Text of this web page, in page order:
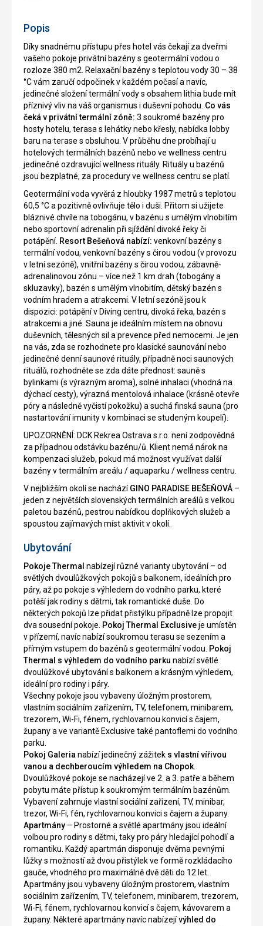
Popis
Díky snadnému přístupu přes hotel vás čekají za dveřmi
vašeho pokoje privátní bazény s geotermální vodou o
rozloze 380 m2. Relaxační bazény s teplotou vody 30 – 38
°C vám zaručí odpočinek v každém počasí a navíc,
jedinečné složení termální vody s obsahem lithia bude mít
příznivý vliv na váš organismus i duševní pohodu. Co vás
čeká v privátní termální zóně: 3 soukromé bazény pro
hosty hotelu, terasa s lehátky nebo křesly, nabídka lobby
baru na terase s obsluhou. V průběhu dne probíhají u
hotelových termálních bazénů nebo ve wellness centru
jedinečné ozdravující wellness rituály. Rituály u bazénů
jsou bezplatné, za procedury ve wellness centru se platí.
Geotermální voda vyvěrá z hloubky 1987 metrů s teplotou
60,5 °C a pozitivně ovlivňuje tělo i duši. Přitom si užijete
bláznivé chvíle na tobogánu, v bazénu s umělým vlnobitím
nebo sportovní adrenalin při sjíždění divoké řeky či
potápění. Resort Bešeňová nabízí: venkovní bazény s
termální vodou, venkovní bazény s čirou vodou (v provozu
v letní sezóně), vnitřní bazény s čirou vodou, zábavně-
adrenalinovou zónu – více než 1 km drah (tobogány a
skluzavky), bazén s umělým vlnobitím, dětský bazén s
vodním hradem a atrakcemi. V letní sezóně jsou k
dispozici: potápění v Diving centru, divoká řeka, bazén s
atrakcemi a jiné. Sauna je ideálním místem na obnovu
duševních, tělesných sil a prevence před nemocemi. Je jen
na vás, zda se rozhodnete pro klasické saunování nebo
jedinečné denní saunové rituály, případně noci saunových
rituálů, rozhodněte se zda dáte přednost: sauně s
bylinkami (s výrazným aroma), solné inhalaci (vhodná na
dýchací cesty), výrazná mentolová inhalace (krásně otevře
póry a následně vyčistí pokožku) a suchá finská sauna (pro
nastartování imunity v kombinaci se studeným koupelí).
UPOZORNĚNÍ: DCK Rekrea Ostrava s.r.o. není zodpovědná
za případnou odstávku bazénu/ů. Klient nemá nárok na
kompenzaci služeb, pokud má možnost využívat další
bazény v termálním areálu / aquaparku / wellness centru.
V nejbližším okolí se nacházíGINO PARADISE BEŠEŇOVÁ –
jeden z největších slovenských termálních areálů s velkou
paletou bazénů, pestrou nabídkou doplňkových služeb a
spoustou zajímavých míst aktivit v okolí.
Ubytování
Pokoje Thermal nabízejí různé varianty ubytování – od
světlých dvoulůžkových pokojů s balkonem, ideálních pro
páry, až po pokoje s výhledem do vodního parku, které
potěší jak rodiny s dětmi, tak romantické duše. Do
některých pokojů lze přidat přistýlku případně lze propojit
dva sousední pokoje. Pokoj Thermal Exclusiveje umístěn
v přízemí, navíc nabízí soukromou terasu se sezením a
přímým vstupem do bazénů s geotermální vodou. Pokoj
Thermal s výhledem do vodního parku nabízí světlé
dvoulůžkové ubytování s balkonem a krásným výhledem,
ideální pro rodiny i páry.
Všechny pokoje jsou vybaveny úložným prostorem,
vlastním sociálním zařízením, TV, telefonem, minibarem,
trezorem, Wi-Fi, fénem, rychlovarnou konvicí s čajem,
župany a ve variantě Exclusive také pantoflemi do vodního
parku.
Pokoj Galeria nabízí jedinečný zážitek s vlastní vířivou
vanou a dechberoucím výhledem na Chopok
Dvoulůžkové pokoje se nacházejí ve 2. a 3. patře a během
pobytu máte přístup k soukromým termálním bazénům.
Vybavení zahrnuje vlastní sociální zařízení, TV, minibar,
trezor, Wi-Fi, fén, rychlovarnou konvici s čajem a župany.
Apartmány – Prostorné a světlé apartmány jsou ideální
volbou pro rodiny s dětmi, taky pro páry hledající pohodlí a
romantiku. Každý apartmán disponuje dvěma pevnými
lůžky s možností až dvou přistýlek ve formě rozkládacího
gauče, vhodného pro maximálně dvě děti do 12 let.
Apartmány jsou vybaveny úložným prostorem, vlastním
sociálním zařízením, TV, telefonem, minibarem, trezorem,
Wi-Fi, fénem, rychlovarnou konvicí s čajem, kávovarem a
župany. Některé apartmány navíc nabízejívýhled do